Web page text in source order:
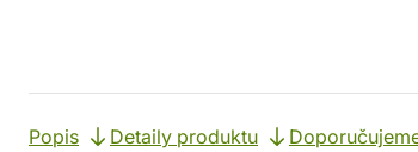
Popis Detaily produktu